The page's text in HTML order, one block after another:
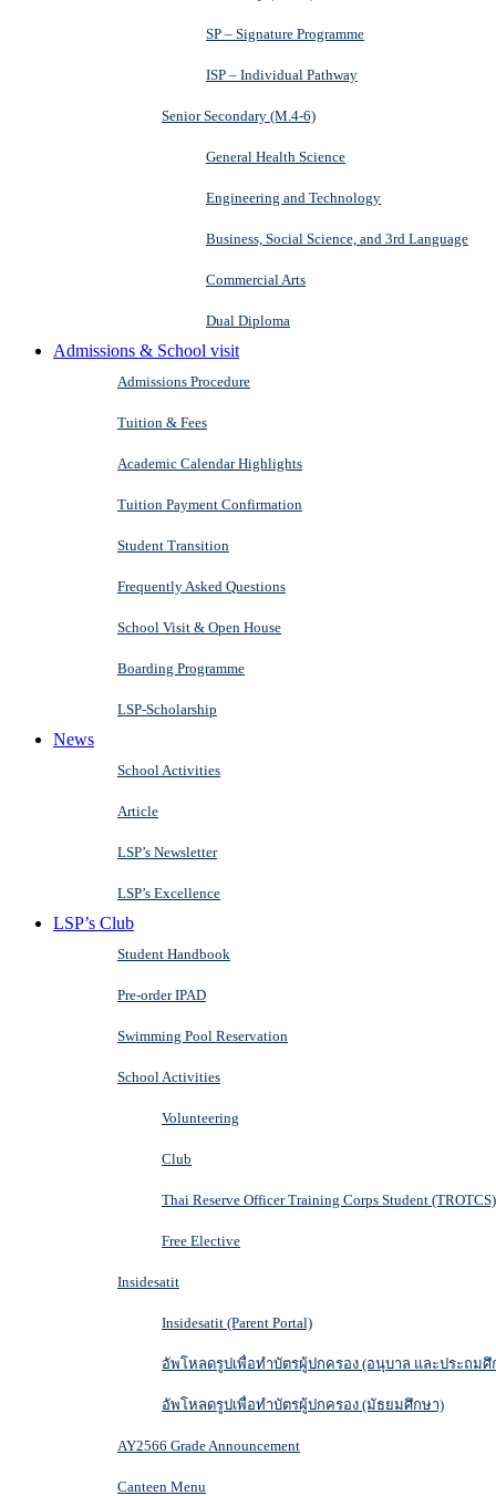
SP – Signature Programme
ISP – Individual Pathway
Senior Secondary (M.4-6)
General Health Science
Engineering and Technology
Business, Social Science, and 3rd Language
Commercial Arts
Dual Diploma
Admissions & School visit
Admissions Procedure
Tuition & Fees
Academic Calendar Highlights
Tuition Payment Confirmation
Student Transition
Frequently Asked Questions
School Visit & Open House
Boarding Programme
LSP-Scholarship
News
School Activities
Article
LSP’s Newsletter
LSP’s Excellence
LSP’s Club
Student Handbook
Pre-order IPAD
Swimming Pool Reservation
School Activities
Volunteering
Club
Thai Reserve Officer Training Corps Student (TROTCS)
Free Elective
Insidesatit
Insidesatit (Parent Portal)
อัพโหลดรูปเพื่อทำบัตรผู้ปกครอง (อนุบาล และประถมศึ
อัพโหลดรูปเพื่อทำบัตรผู้ปกครอง (มัธยมศึกษา)
AY2566 Grade Announcement
Canteen Menu